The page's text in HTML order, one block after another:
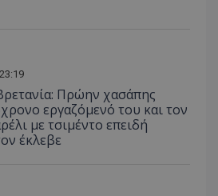
Πρώην χασάπης
εργαζόμενό του και τον
με τσιμέντο επειδή
έκλεβε